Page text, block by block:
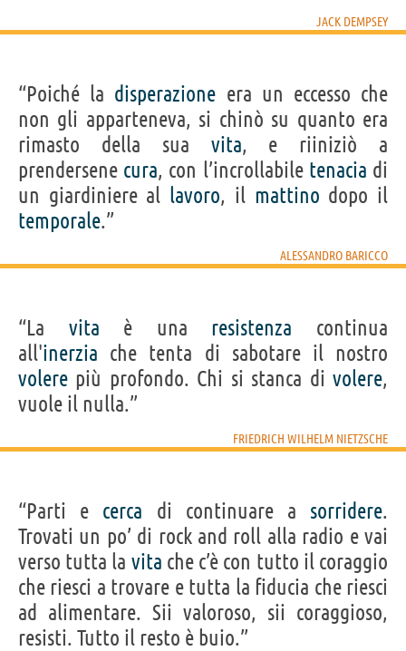
JACK DEMPSEY
“Poiché la disperazione era un eccesso che
non gli apparteneva, si chinò su quanto era
rimasto della sua vita, e riiniziò a
prendersene cura, con l’incrollabile tenacia di
un giardiniere al lavoro, il mattino dopo il
temporale.”
ALESSANDRO BARICCO
“La vita è una resistenza continua
all'inerzia che tenta di sabotare il nostro
volere più profondo. Chi si stanca di volere,
vuole il nulla.”
FRIEDRICH WILHELM NIETZSCHE
“Parti e cerca di continuare a sorridere.
Trovati un po’ di rock and roll alla radio e vai
verso tutta la vita che c’è con tutto il coraggio
che riesci a trovare e tutta la fiducia che riesci
ad alimentare. Sii valoroso, sii coraggioso,
resisti. Tutto il resto è buio.”